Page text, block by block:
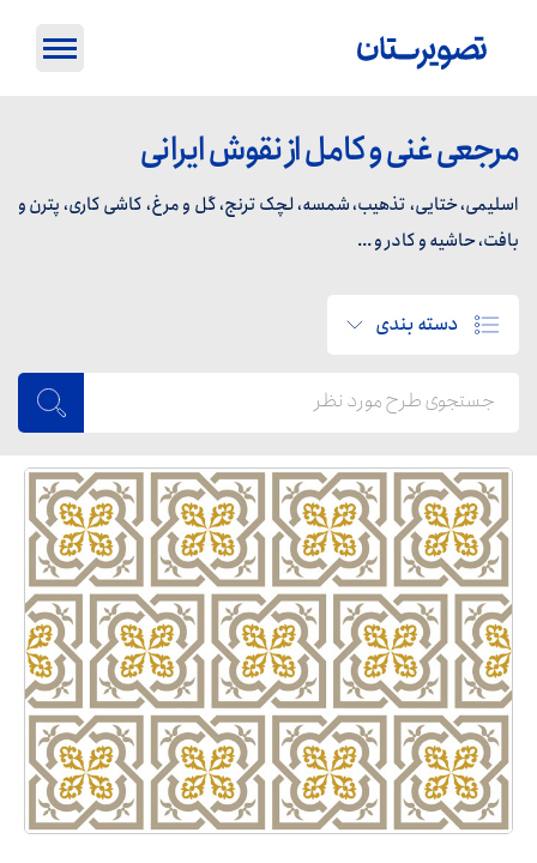
مرجعی غنی و کامل از نقوش ایرانی
اسلیمی، ختایی، تذهیب، شمسه، لچک ترنج، گل و مرغ، کاشی کاری، پترن و
بافت، حاشیه و کادر و ...
دسته بندی